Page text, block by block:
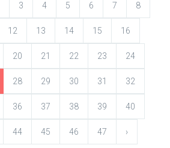
3 4 5 6 7 8
12 13 14 15 16
20 21 22 23 24
28 29 30 31 32
36 37 38 39 40
44 45 46 47 ›